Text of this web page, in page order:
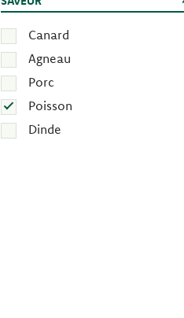
Canard
Agneau
Porc
Poisson
Dinde